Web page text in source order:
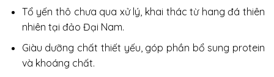
Tổ yến thô chưa qua xử lý, khai thác từ hang đá thiên
nhiên tại đảo Đại Nam.
Giàu dưỡng chất thiết yếu, góp phần bổ sung protein
và khoáng chất.